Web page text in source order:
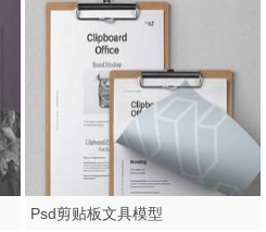
Psd剪贴板文具模型